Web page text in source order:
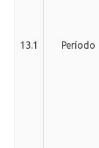
13.1 Período